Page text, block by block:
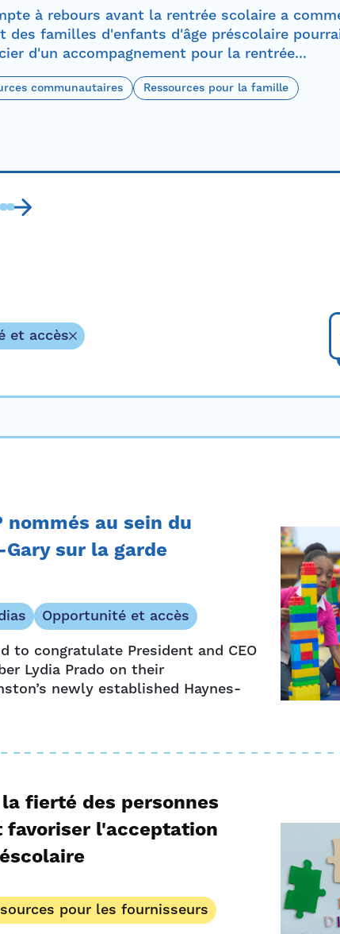
à rebours avant la rentrée scolaire a
des familles d'enfants d'âge préscolaire
d'un accompagnement pour la rentrée...
communautaires Ressources pour la famille
et accès
nommés au sein du
sur la garde
Opportunité et accès
to congratulate President and CEO
Lydia Prado on their
newly established Haynes-
fierté des personnes
favoriser l'acceptation
pour les fournisseurs